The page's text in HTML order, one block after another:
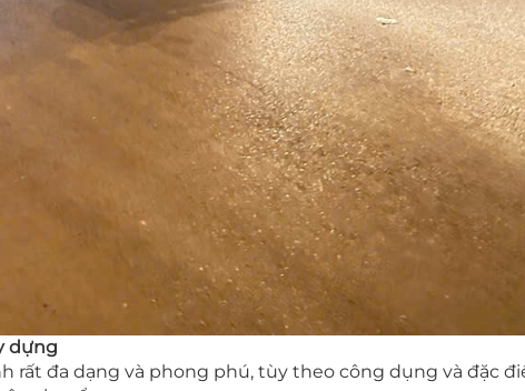
dựng
rất đa dạng và phong phú, tùy theo công dụng và đặc